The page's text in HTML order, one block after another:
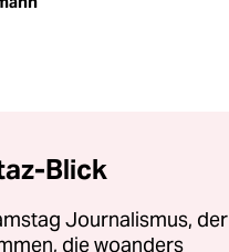
Blick
Journalismus, der
die woanders